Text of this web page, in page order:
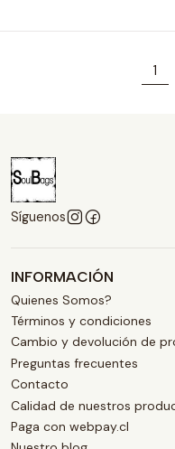
1
Síguenos
INFORMACIÓN
Quienes Somos?
Términos y condiciones
Cambio y devolución de
Preguntas frecuentes
Contacto
Calidad de nuestros
Paga con webpay.cl